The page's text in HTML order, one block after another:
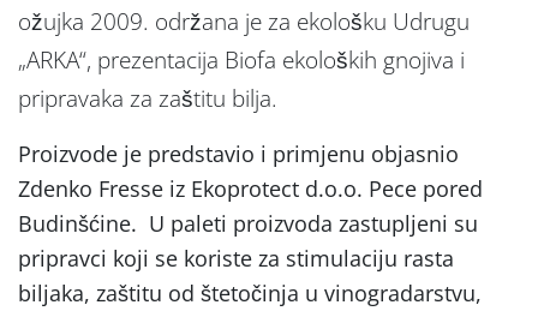
ožujka 2009. održana je za ekološku Udrugu
„ARKA“, prezentacija Biofa ekoloških gnojiva i
pripravaka za zaštitu bilja.
Proizvode je predstavio i primjenu objasnio
Zdenko Fresse iz Ekoprotect d.o.o. Pece pored
Budinšćine. U paleti proizvoda zastupljeni su
pripravci koji se koriste za stimulaciju rasta
biljaka, zaštitu od štetočinja u vinogradarstvu,